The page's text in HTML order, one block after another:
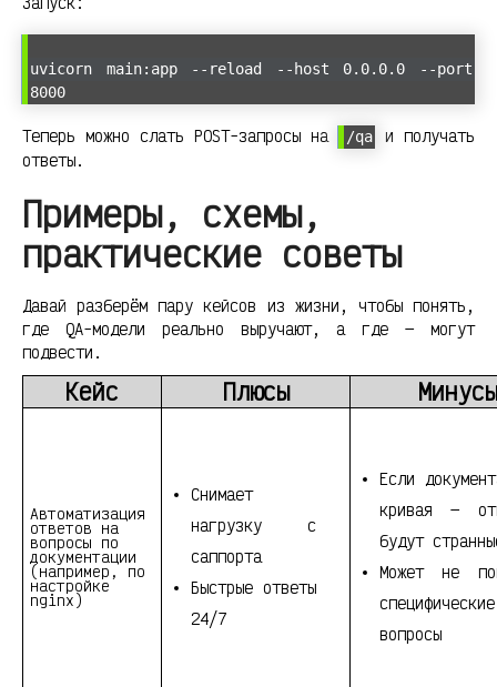
uvicorn main:app --reload --host 0.0.0.0 --port
8000
Теперь можно слать POST-запросы на /qa
и получать
ответы.
Примеры, схемы,
практические советы
Давай разберём пару кейсов из жизни, чтобы понять,
где QA-модели реально выручают, а где — могут
подвести.
Кейс Плюсы Минусы
Автоматизация
ответов на
вопросы по
документации
(например, по
настройке
nginx)
Снимает
нагрузку с
саппорта
Быстрые ответы
24/7
Если
кривая —
будут
Может не
специфические
вопросы